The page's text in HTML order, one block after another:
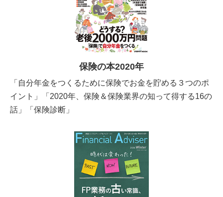
保険の本2020年
「自分年金をつくるために保険でお金を貯める３つのポ
イント」「2020年、保険＆保険業界の知って得する16の
話」「保険診断」